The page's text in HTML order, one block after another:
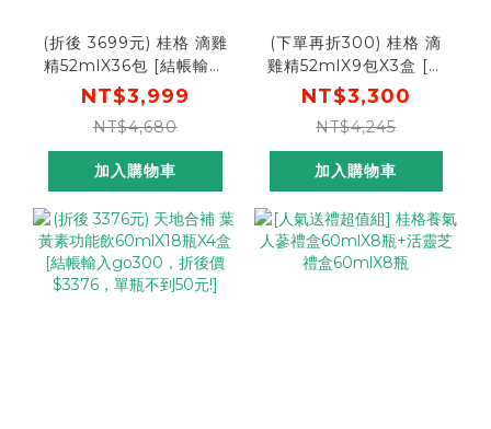
(折後 3699元) 桂格 滴雞
精52mlX36包 [結帳輸入
go300，折後價$3699]
NT$3,999
NT$4,680
加入購物車
(下單再折300) 桂格 滴
雞精52mlX9包X3盒 [結
帳輸碼go300再折
300， 折後價$3,000]
NT$3,300
NT$4,245
加入購物車